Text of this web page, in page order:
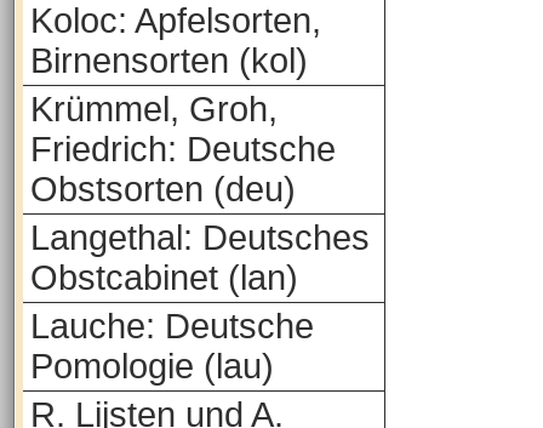
Koloc: Apfelsorten,
Birnensorten (kol)
Krümmel, Groh,
Friedrich: Deutsche
Obstsorten (deu)
Langethal: Deutsches
Obstcabinet (lan)
Lauche: Deutsche
Pomologie (lau)
R. Lijsten und A.